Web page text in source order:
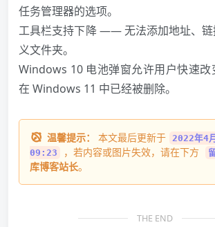
任务管理器的选项。
工具栏支持下降 —— 无法添加地址、链
义文件夹。
Windows 10 电池弹窗允许用户快速改
在 Windows 11 中已经被删除。
温馨提示： 本文最后更新于
2022年4
09:23
，若内容或图片失效，请在下方
库博客站长。
THE END